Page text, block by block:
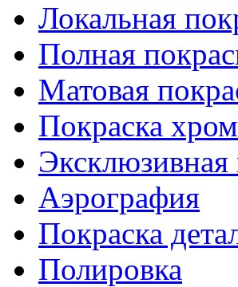
Локальная
Полная
Матовая
Покраска
Эксклюзивная
Аэрография
Покраска
Полировка